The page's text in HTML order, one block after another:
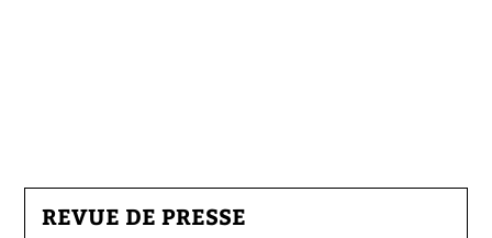
REVUE DE PRESSE